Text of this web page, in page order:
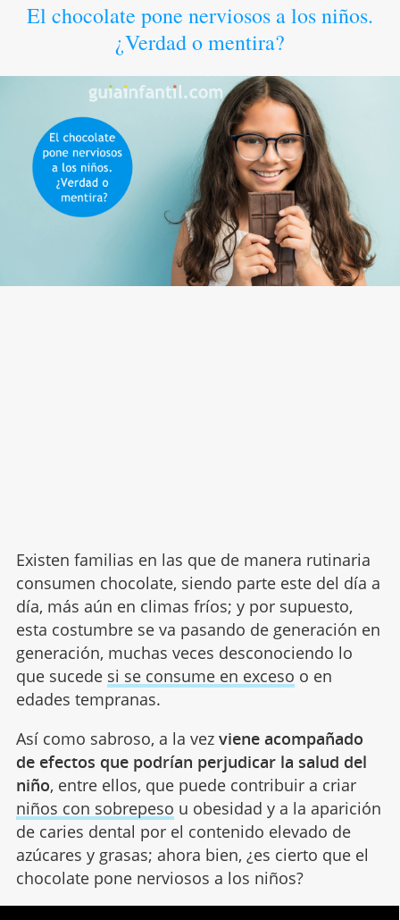
El chocolate pone nerviosos a los niños.
¿Verdad o mentira?
Existen familias en las que de manera rutinaria
consumen chocolate, siendo parte este del día a
día, más aún en climas fríos; y por supuesto,
esta costumbre se va pasando de generación en
generación, muchas veces desconociendo lo
que sucede si se consume en exceso o en
edades tempranas.
Así como sabroso, a la vez viene acompañado
de efectos que podrían perjudicar la salud del
niño, entre ellos, que puede contribuir a criar
niños con sobrepeso u obesidad y a la aparición
de caries dental por el contenido elevado de
azúcares y grasas; ahora bien, ¿es cierto que el
chocolate pone nerviosos a los niños?